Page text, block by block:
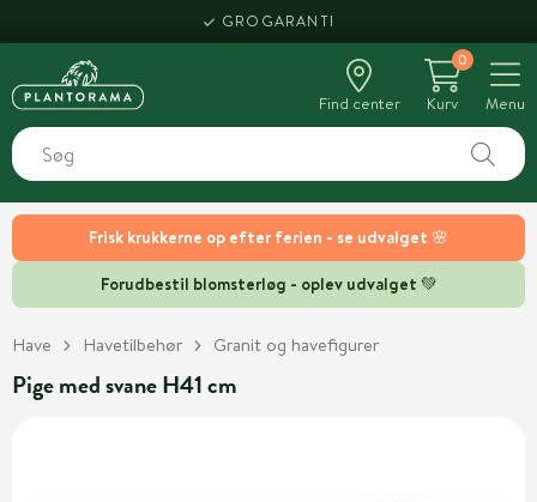
Frisk krukkerne op efter ferien - se udvalget 🌸
Forudbestil blomsterløg - oplev udvalget 💚
GROGARANTI
Find center
0
Kurv
Menu
Have Havetilbehør Granit og havefigurer
Pige med svane H41 cm